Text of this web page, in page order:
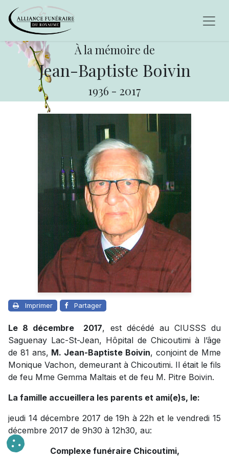
À la mémoire de
Jean-Baptiste Boivin
1936 - 2017
Imprimer Partager
Le 8 décembre 2017, est décédé au CIUSSS du
Saguenay Lac-St-Jean, Hôpital de Chicoutimi à l’âge
de 81 ans, M. Jean-Baptiste Boivin, conjoint de Mme
Monique Vachon, demeurant à Chicoutimi. Il était le fils
de feu Mme Gemma Maltais et de feu M. Pitre Boivin.
La famille accueillera les parents et ami(e)s, le:
jeudi 14 décembre 2017 de 19h à 22h et le vendredi 15
décembre 2017 de 9h30 à 12h30, au:
Complexe funéraire Chicoutimi,